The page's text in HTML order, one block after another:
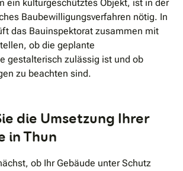
ein kulturgeschütztes Objekt, ist in der
Baubewilligungsverfahren nötig. In
das Bauinspektorat zusammen mit
ob die geplante
gestalterisch zulässig ist und ob
zu beachten sind.
die Umsetzung Ihrer
in Thun
ob Ihr Gebäude unter Schutz